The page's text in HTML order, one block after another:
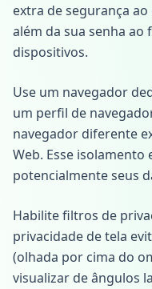
extra de segurança
além da sua senha ao
dispositivos.
Use um navegador
um perfil de
navegador diferente
Web. Esse
potencialmente seus
Habilite filtros de
privacidade de tela
(olhada por cima do
visualizar de ângulos